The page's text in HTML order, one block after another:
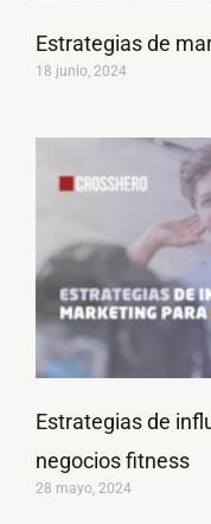
Estrategias de
18 junio, 2024
Estrategias de
negocios fitness
28 mayo, 2024